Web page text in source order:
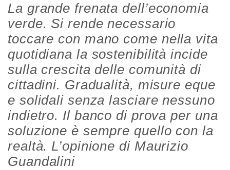
La grande frenata dell’economia
verde. Si rende necessario
toccare con mano come nella vita
quotidiana la sostenibilità incide
sulla crescita delle comunità di
cittadini. Gradualità, misure eque
e solidali senza lasciare nessuno
indietro. Il banco di prova per una
soluzione è sempre quello con la
realtà. L’opinione di Maurizio
Guandalini